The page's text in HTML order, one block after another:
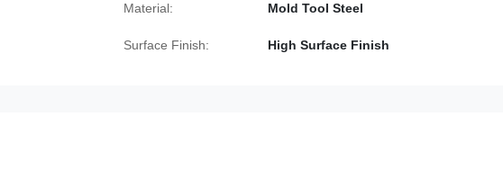
Material: Mold Tool Steel
Surface Finish: High Surface Finish